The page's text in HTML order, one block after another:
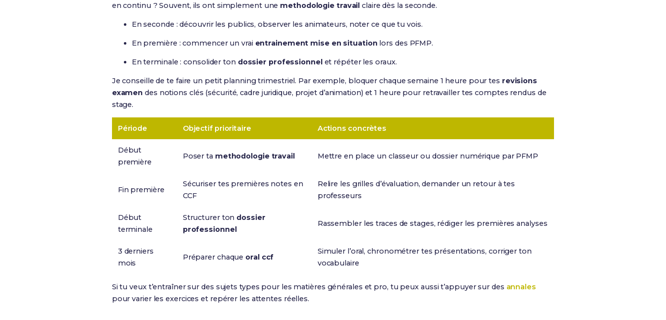
en continu ? Souvent, ils ont simplement une methodologie travail claire dès la seconde.
En seconde : découvrir les publics, observer les animateurs, noter ce que tu vois.
En première : commencer un vrai entrainement mise en situation lors des PFMP.
En terminale : consolider ton dossier professionnelet répéter les oraux.
Je conseille de te faire un petit planning trimestriel. Par exemple, bloquer chaque semaine 1 heure pour tes revisions
examen des notions clés (sécurité, cadre juridique, projet d’animation) et 1 heure pour retravailler tes comptes rendus de
stage.
Période Objectif prioritaire Actions concrètes
Début
première
Poser ta methodologie travail Mettre en place un classeur ou dossier numérique par PFMP
Fin première
Sécuriser tes premières notes en
CCF
Relire les grilles d’évaluation, demander un retour à tes
professeurs
Début
terminale
Structurer ton dossier
professionnel
Rassembler les traces de stages, rédiger les premières analyses
3 derniers
mois
Préparer chaque oral ccf
Simuler l’oral, chronométrer tes présentations, corriger ton
vocabulaire
Si tu veux t’entraîner sur des sujets types pour les matières générales et pro, tu peux aussi t’appuyer sur des annales
pour varier les exercices et repérer les attentes réelles.